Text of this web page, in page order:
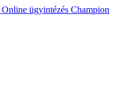
Online ügyintézés Champion